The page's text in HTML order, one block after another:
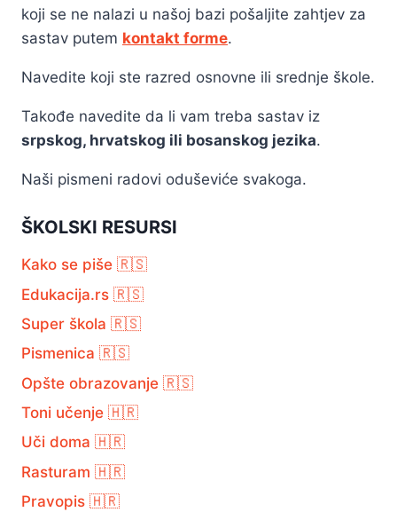
koji se ne nalazi u našoj bazi pošaljite zahtjev za
sastav putem kontakt forme.
Navedite koji ste razred osnovne ili srednje škole.
Takođe navedite da li vam treba sastav iz
srpskog, hrvatskog ili bosanskog jezika.
Naši pismeni radovi oduševiće svakoga.
ŠKOLSKI RESURSI
Kako se piše 🇷🇸
Edukacija.rs 🇷🇸
Super škola 🇷🇸
Pismenica 🇷🇸
Opšte obrazovanje 🇷🇸
Toni učenje 🇭🇷
Uči doma 🇭🇷
Rasturam 🇭🇷
Pravopis 🇭🇷